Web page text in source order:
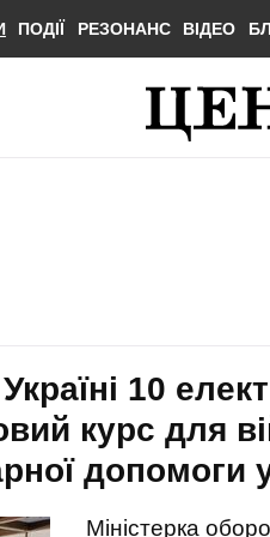
ПОДІЇ РЕЗОНАНС ВІДЕО
10
курс для
допомоги
Міністерка